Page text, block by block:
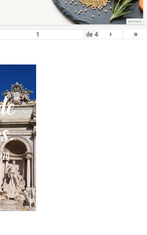
de 4 › »